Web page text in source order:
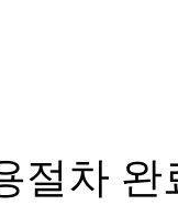
절차